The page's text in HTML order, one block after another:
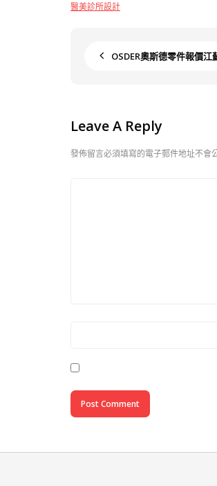
醫美診所設計
OSDER奧斯德零件報價
Leave A Reply
發佈留言必須填寫的電子郵件地址不會